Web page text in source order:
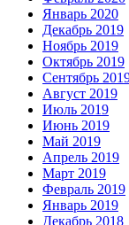
Январь 2020
Декабрь 2019
Ноябрь 2019
Октябрь 2019
Сентябрь
Август 2019
Июль 2019
Июнь 2019
Май 2019
Апрель 2019
Март 2019
Февраль 2019
Январь 2019
Декабрь 2018